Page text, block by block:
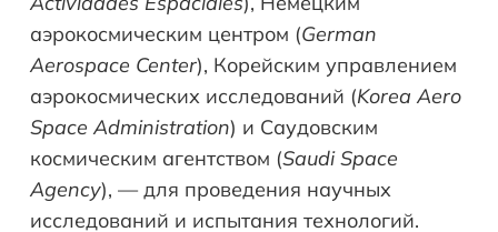
аэрокосмическим центром (German
Aerospace Center), Корейским управлением
аэрокосмических исследований (Korea Aero
Space Administration) и Саудовским
космическим агентством (Saudi Space
Agency), — для проведения научных
исследований и испытания технологий.